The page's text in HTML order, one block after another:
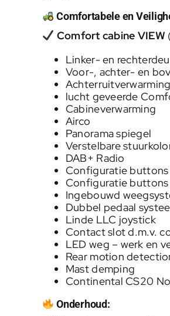
Comfortabele en
Comfort cabine VIEW
Linker- en
Voor-, achter- en
Achterruitverwarming
lucht geveerde
Cabineverwarming
Airco
Panorama spiegel
Verstelbare
DAB+ Radio
Configuratie buttons
Configuratie buttons
Ingebouwd
Dubbel pedaal
Linde LLC joystick
Contact slot d.m.v.
LED weg – werk en
Rear motion
Mast demping
Continental CS20
Onderhoud: